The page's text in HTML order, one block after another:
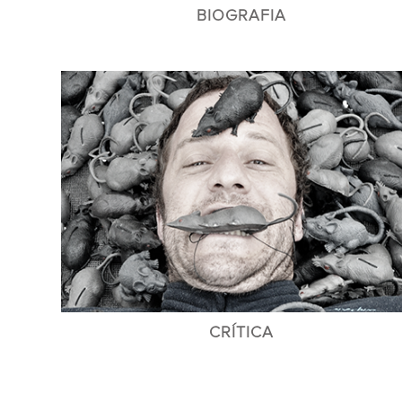
BIOGRAFIA
CRÍTICA